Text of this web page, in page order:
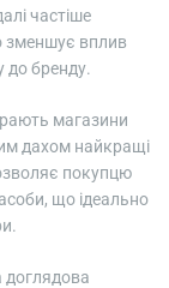
частіше
зменшує вплив
до бренду.
магазини
дахом найкращі
покупцю
що ідеально
доглядова